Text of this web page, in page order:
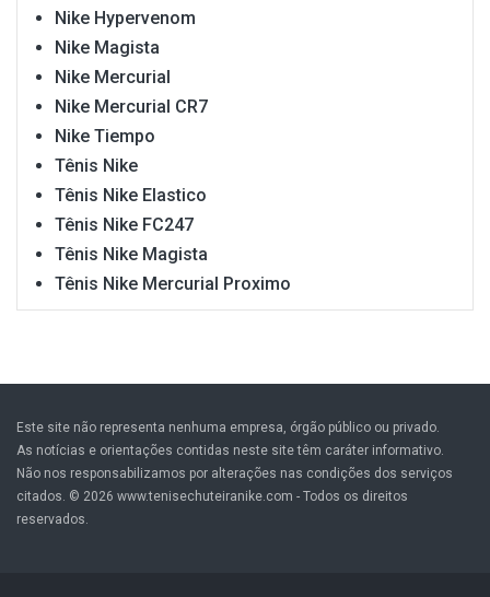
Nike Hypervenom
Nike Magista
Nike Mercurial
Nike Mercurial CR7
Nike Tiempo
Tênis Nike
Tênis Nike Elastico
Tênis Nike FC247
Tênis Nike Magista
Tênis Nike Mercurial Proximo
Este site não representa nenhuma empresa, órgão público ou privado.
As notícias e orientações contidas neste site têm caráter informativo.
Não nos responsabilizamos por alterações nas condições dos serviços
citados. © 2026 www.tenisechuteiranike.com - Todos os direitos
reservados.